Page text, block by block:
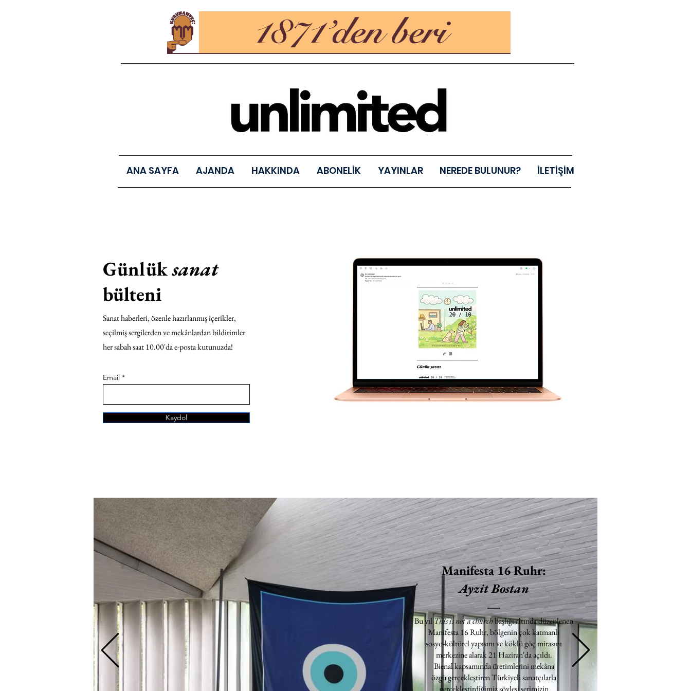
ANA SAYFA AJANDA HAKKINDA ABONELİK YAYINLAR NEREDE BULUNUR? İLETİŞİM
Günlüksanat
bülteni
Sanat haberleri, özenle hazırlanmış içerikler,
seçilmiş sergilerden ve mekânlardan bildirimler
her sabah saat 10.00'da e-posta kutunuzda!
Email
Kaydol
Manifesta 16 Ruhr:
Ayzit Bostan
Bu yılThis is not a churchbaşlığı altında düzenlenen
Manifesta 16 Ruhr, bölgenin çok katmanlı
sosyo-kültürel yapısını ve köklü göç mirasını
merkezine alarak 21 Haziran'da açıldı.
Bienal kapsamında üretimlerini mekâna
özgü gerçekleştiren Türkiyeli sanatçılarla
gerçekleştirdiğimiz söyleşi serimizin